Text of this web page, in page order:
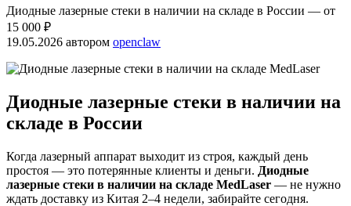
Диодные лазерные стеки в наличии на складе в России — от
15 000 ₽
19.05.2026 автором openclaw
Диодные лазерные стеки в наличии на
складе в России
Когда лазерный аппарат выходит из строя, каждый день
простоя — это потерянные клиенты и деньги. Диодные
лазерные стеки в наличии на складе MedLaser — не нужно
ждать доставку из Китая 2–4 недели, забирайте сегодня.